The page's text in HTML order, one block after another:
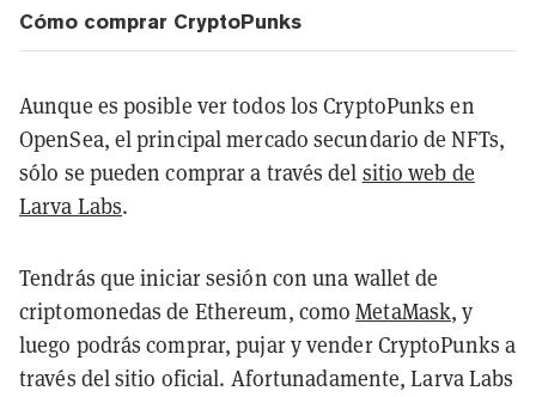
Cómo comprar CryptoPunks
Aunque es posible ver todos los CryptoPunks en
OpenSea, el principal mercado secundario de NFTs,
sólo se pueden comprar a través del sitio web de
Larva Labs.
Tendrás que iniciar sesión con una wallet de
criptomonedas de Ethereum, comoMetaMask, y
luego podrás comprar, pujar y vender CryptoPunks a
través del sitio oficial. Afortunadamente, Larva Labs